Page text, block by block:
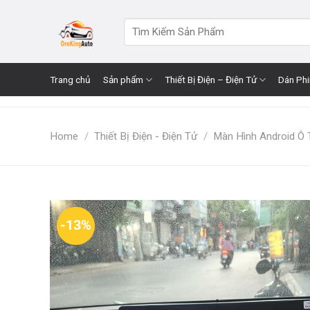
for:
Trang chủ Sản phẩm Thiết Bị Điện – Điện Tử Dán
Home / Thiết Bị Điện - Điện Tử / Màn Hình Android Ô
-13%